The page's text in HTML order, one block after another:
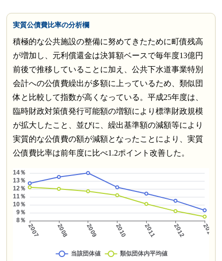
実質公債費比率の分析欄
積極的な公共施設の整備に努めてきたために町債残高
が増加し、元利償還金は決算額ベースで毎年度13億円
前後で推移していることに加え、公共下水道事業特別
会計への公債費繰出が多額に上っているため、類似団
体と比較して指数が高くなっている。平成25年度は、
臨時財政対策債発行可能額の増額により標準財政規模
が拡大したこと、並びに、繰出基準額の減額等により
実質的な公債費の額が減額となったことにより、実質
公債費比率は前年度に比べ1.2ポイント改善した。